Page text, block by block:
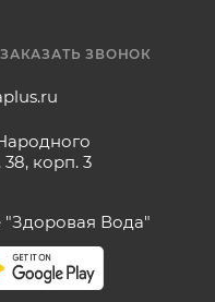
ЗАКАЗАТЬ ЗВОНОК
корп. 3
Вода"